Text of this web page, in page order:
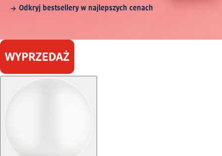
Odkryj bestsellery w najlepszych cenach